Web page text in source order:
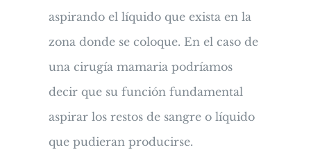
aspirando el líquido que exista en la
zona donde se coloque. En el caso de
una cirugía mamaria podríamos
decir que su función fundamental
aspirar los restos de sangre o líquido
que pudieran producirse.